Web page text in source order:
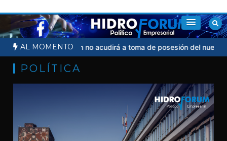
al
contenido
AL MOMENTO
Sheinbaum no acudirá a toma de posesión del nuevo
POLÍTICA